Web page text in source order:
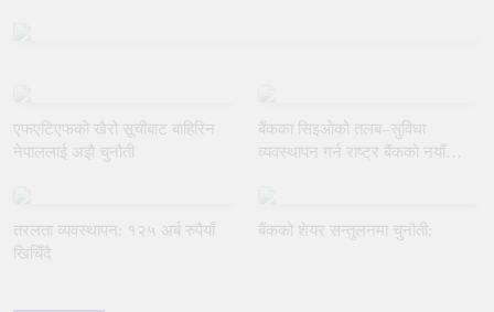
एफएटिएफको खैरो सूचीबाट बाहिरिन
नेपाललाई अझै चुनौती
बैंकका सिइओको तलब–सुविधा
व्यवस्थापन गर्न राष्ट्र बैंकको नयाँ
तरलता व्यवस्थापन: १२५ अर्ब रुपैयाँ
खिचिँदै
बैंकको शेयर सन्तुलनमा चुनौती: